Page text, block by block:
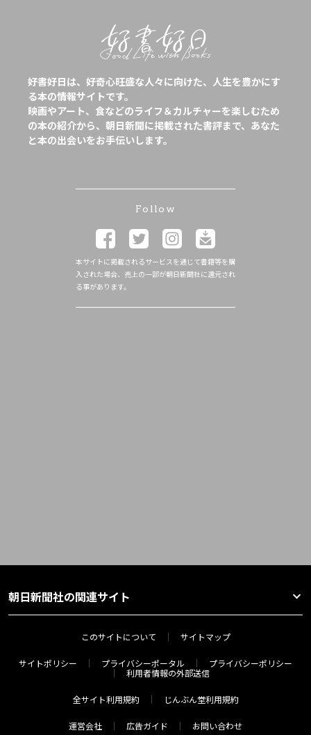
好書好日は、好奇心旺盛な人々に向けた、人生を豊かにす
る本の情報サイトです。
映画やアート、食などのライフ＆カルチャーを楽しむため
の本の紹介から、朝日新聞に掲載された書評まで、あなた
と本の出会いをお手伝いします。
Follow
本サイトに掲載されるサービスを通じて書籍等を購
入された場合、売上の一部が朝日新聞社に還元され
る事があります。
朝日新聞社の関連サイト
このサイトについて サイトマップ
サイトポリシー プライバシーポータル
プライバシーポリシー
利用者情報の外部送信
全サイト利用規約 じんぶん堂利用規約
運営会社 広告ガイド お問い合わせ